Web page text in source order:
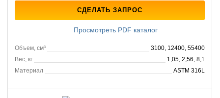
СДЕЛАТЬ ЗАПРОС
Просмотреть PDF каталог
Объем, см³
3100, 12400, 55400
Вес, кг
1,05, 2,56, 8,1
Материал
ASTM 316L